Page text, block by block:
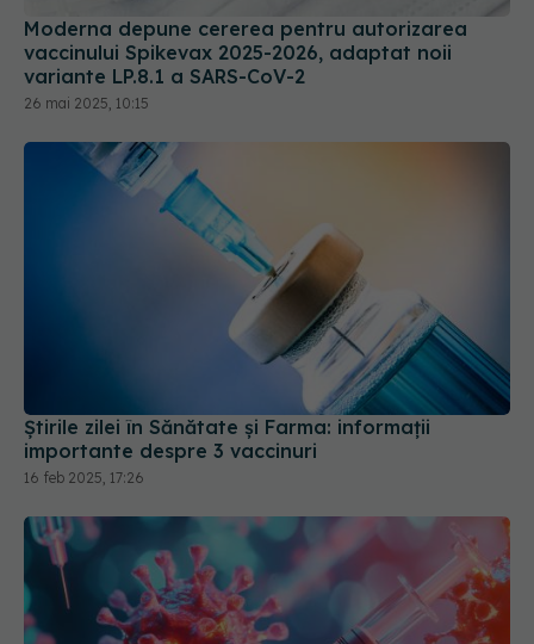
Știrile zilei în Sănătate și Farma: informații
importante despre 3 vaccinuri